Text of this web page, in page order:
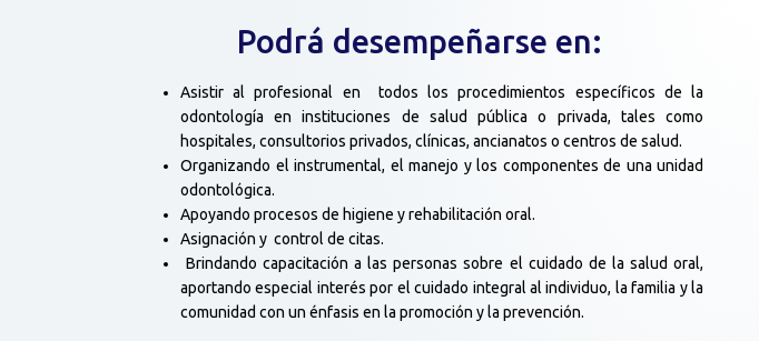
Podrá desempeñarse en:
Asistir al profesional en todos los procedimientos específicos de la
odontología en instituciones de salud pública o privada, tales como
hospitales, consultorios privados, clínicas, ancianatos o centros de salud.
Organizando el instrumental, el manejo y los componentes de una unidad
odontológica.
Apoyando procesos de higiene y rehabilitación oral.
Asignación y control de citas.
Brindando capacitación a las personas sobre el cuidado de la salud oral,
aportando especial interés por el cuidado integral al individuo, la familia y la
comunidad con un énfasis en la promoción y la prevención.